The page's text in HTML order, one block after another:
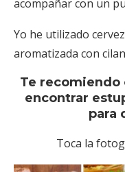
acompañar con un
Yo he utilizado
aromatizada con
Te recomiendo
encontrar
para
Toca la